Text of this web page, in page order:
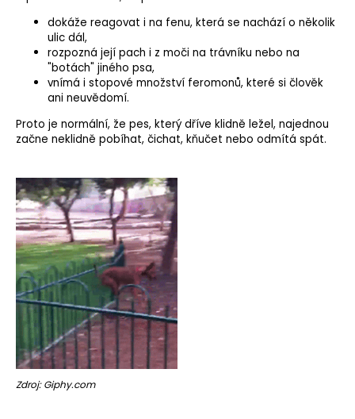
dokáže reagovat i na fenu, která se nachází o několik
ulic dál,
rozpozná její pach i z moči na trávníku nebo na
"botách" jiného psa,
vnímá i stopové množství feromonů, které si člověk
ani neuvědomí.
Proto je normální, že pes, který dříve klidně ležel, najednou
začne neklidně pobíhat, čichat, kňučet nebo odmítá spát.
Zdroj: Giphy.com